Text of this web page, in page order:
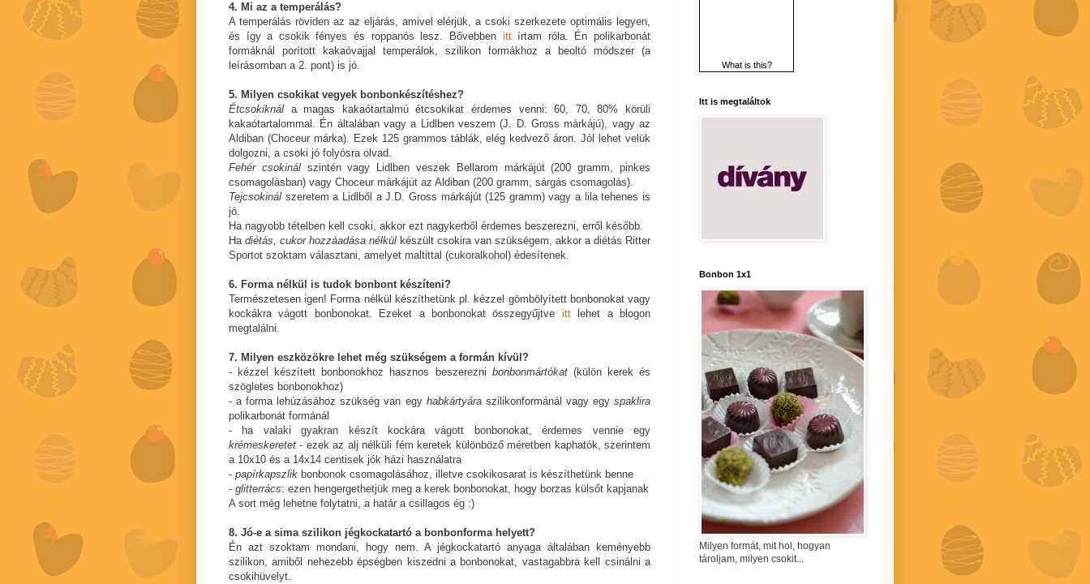
4. Mi az a temperálás?
A temperálás röviden az az eljárás, amivel elérjük, a csoki szerkezete optimális legyen,
és így a csokik fényes és roppanós lesz. Bővebbenittírtam róla. Én polikarbonát
formáknál porított kakaóvajjal temperálok, szilikon formákhoz a beoltó módszer (a
leírásomban a 2. pont) is jó.
5. Milyen csokikat vegyek bonbonkészítéshez?
Étcsokiknál a magas kakaótartalmú étcsokikat érdemes venni: 60, 70, 80% körüli
kakaótartalommal. Én általában vagy a Lidlben veszem (J. D. Gross márkájú), vagy az
Aldiban (Choceur márka). Ezek 125 grammos táblák, elég kedvező áron. Jól lehet velük
dolgozni, a csoki jó folyósra olvad.
Fehér csokinálszintén vagy Lidlben veszek Bellarom márkájút (200 gramm, pinkes
csomagolásban) vagy Choceur márkájút az Aldiban (200 gramm, sárgás csomagolás).
Tejcsokinál szeretem a Lidlből a J.D. Gross márkájút (125 gramm) vagy a lila tehenes is
jó.
Ha nagyobb tételben kell csoki, akkor ezt nagykerből érdemes beszerezni, erről később.
Ha diétás, cukor hozzáadása nélkül készült csokira van szükségem, akkor a diétás Ritter
Sportot szoktam választani, amelyet maltittal (cukoralkohol) édesítenek.
6. Forma nélkül is tudok bonbont készíteni?
Természetesen igen! Forma nélkül készíthetünk pl. kézzel gömbölyített bonbonokat vagy
kockákra vágott bonbonokat. Ezeket a bonbonokat összegyűjtve ittlehet a blogon
megtalálni.
7. Milyen eszközökre lehet még szükségem a formán kívül?
- kézzel készített bonbonokhoz hasznos beszerezni bonbonmártókat(külön kerek és
szögletes bonbonokhoz)
- a forma lehúzásához szükség van egy habkártyáraszilikonformánál vagy egyspaklira
polikarbonát formánál
- ha valaki gyakran készít kockára vágott bonbonokat, érdemes vennie egy
krémeskeretet - ezek az alj nélküli fém keretek különböző méretben kaphatók, szerintem
a 10x10 és a 14x14 centisek jók házi használatra
- papírkapszlik bonbonok csomagolásához, illetve csokikosarat is készíthetünk benne
- glitterrács: ezen hengergethetjük meg a kerek bonbonokat, hogy borzas külsőt kapjanak
A sort még lehetne folytatni, a határ a csillagos ég :)
8. Jó-e a sima szilikon jégkockatartó a bonbonforma helyett?
Én azt szoktam mondani, hogy nem. A jégkockatartó anyaga általában keményebb
szilikon, amiből nehezebb épségben kiszedni a bonbonokat, vastagabbra kell csinálni a
csokihüvelyt.
What is this?
Itt is megtaláltok
Bonbon 1x1
Milyen formát, mit hol, hogyan
tároljam, milyen csokit...